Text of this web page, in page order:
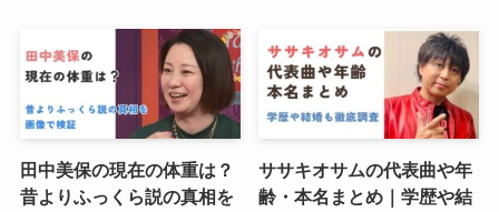
田中美保の現在の体重は？
昔よりふっくら説の真相を
ササキオサムの代表曲や年
齢・本名まとめ｜学歴や結